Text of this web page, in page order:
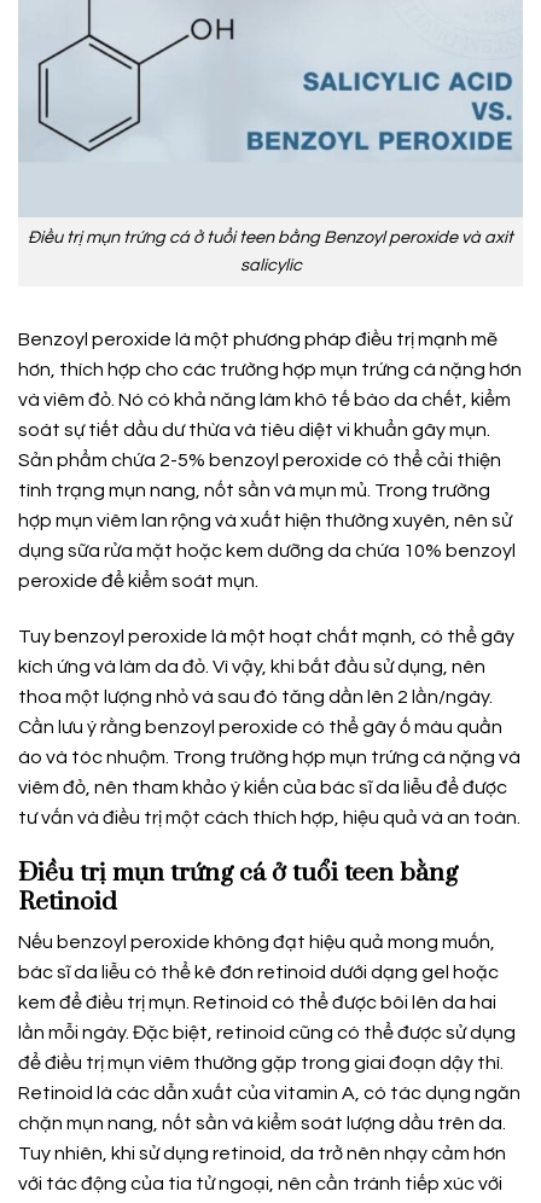
Điều trị mụn trứng cá ở tuổi teen bằng Benzoyl peroxide và axit
salicylic
Benzoyl peroxide là một phương pháp điều trị mạnh mẽ
hơn, thích hợp cho các trường hợp mụn trứng cá nặng hơn
và viêm đỏ. Nó có khả năng làm khô tế bào da chết, kiểm
soát sự tiết dầu dư thừa và tiêu diệt vi khuẩn gây mụn.
Sản phẩm chứa 2-5% benzoyl peroxide có thể cải thiện
tình trạng mụn nang, nốt sần và mụn mủ. Trong trường
hợp mụn viêm lan rộng và xuất hiện thường xuyên, nên sử
dụng sữa rửa mặt hoặc kem dưỡng da chứa 10% benzoyl
peroxide để kiểm soát mụn.
Tuy benzoyl peroxide là một hoạt chất mạnh, có thể gây
kích ứng và làm da đỏ. Vì vậy, khi bắt đầu sử dụng, nên
thoa một lượng nhỏ và sau đó tăng dần lên 2 lần/ngày.
Cần lưu ý rằng benzoyl peroxide có thể gây ố màu quần
áo và tóc nhuộm. Trong trường hợp mụn trứng cá nặng và
viêm đỏ, nên tham khảo ý kiến của bác sĩ da liễu để được
tư vấn và điều trị một cách thích hợp, hiệu quả và an toàn.
Điều trị mụn trứng cá ở tuổi teen bằng
Retinoid
Nếu benzoyl peroxide không đạt hiệu quả mong muốn,
bác sĩ da liễu có thể kê đơn retinoid dưới dạng gel hoặc
kem để điều trị mụn. Retinoid có thể được bôi lên da hai
lần mỗi ngày. Đặc biệt, retinoid cũng có thể được sử dụng
để điều trị mụn viêm thường gặp trong giai đoạn dậy thì.
Retinoid là các dẫn xuất của vitamin A, có tác dụng ngăn
chặn mụn nang, nốt sần và kiểm soát lượng dầu trên da.
Tuy nhiên, khi sử dụng retinoid, da trở nên nhạy cảm hơn
với tác động của tia tử ngoại, nên cần tránh tiếp xúc với